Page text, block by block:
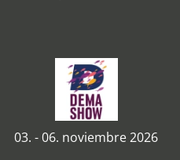
03. - 06. noviembre 2026